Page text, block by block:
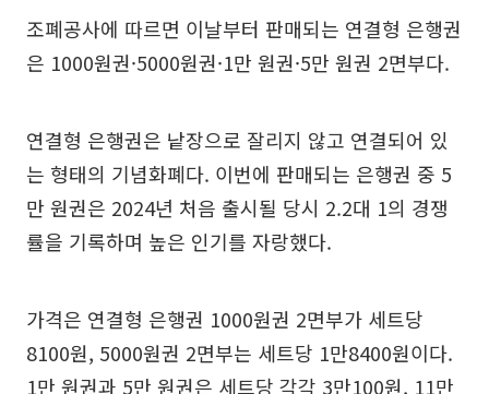
조폐공사에 따르면 이날부터 판매되는 연결형 은행권
은 1000원권·5000원권·1만 원권·5만 원권 2면부다.
연결형 은행권은 낱장으로 잘리지 않고 연결되어 있
는 형태의 기념화폐다. 이번에 판매되는 은행권 중 5
만 원권은 2024년 처음 출시될 당시 2.2대 1의 경쟁
률을 기록하며 높은 인기를 자랑했다.
가격은 연결형 은행권 1000원권 2면부가 세트당
8100원, 5000원권 2면부는 세트당 1만8400원이다.
1만 원권과 5만 원권은 세트당 각각 3만100원, 11만